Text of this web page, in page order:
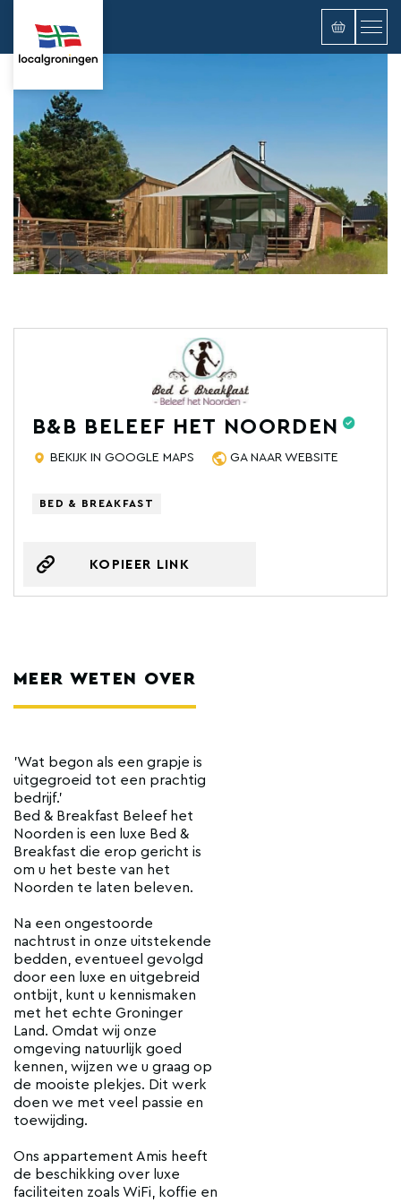
B&B BELEEF HET NOORDEN
BEKIJK IN GOOGLE MAPS GA NAAR WEBSITE
BED & BREAKFAST
KOPIEER LINK
MEER WETEN OVER
'Wat begon als een grapje is
uitgegroeid tot een prachtig
bedrijf.'
Bed & Breakfast Beleef het
Noorden is een luxe Bed &
Breakfast die erop gericht is
om u het beste van het
Noorden te laten beleven.
Na een ongestoorde
nachtrust in onze uitstekende
bedden, eventueel gevolgd
door een luxe en uitgebreid
ontbijt, kunt u kennismaken
met het echte Groninger
Land. Omdat wij onze
omgeving natuurlijk goed
kennen, wijzen we u graag op
de mooiste plekjes. Dit werk
doen we met veel passie en
toewijding.
Ons appartement Amis heeft
de beschikking over luxe
faciliteiten zoals WiFi, koffie en